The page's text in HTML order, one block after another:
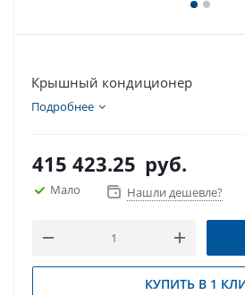
Крышный кондиционер
Подробнее
415 423.25 руб.
Мало Нашли дешевле?
КУПИТЬ В 1